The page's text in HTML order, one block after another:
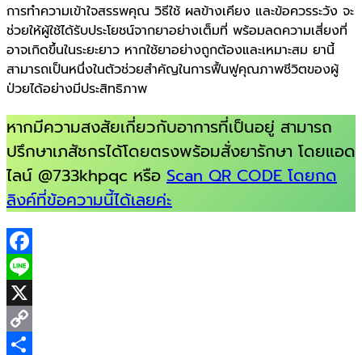
การทำความเข้าใจสรรพคุณ วิธีใช้ ผลข้างเคียง และข้อควรระวัง จะ
ช่วยให้ผู้ใช้ได้รับประโยชน์จากยาอย่างเต็มที่ พร้อมลดความเสี่ยงที่
อาจเกิดขึ้นในระยะยาว หากใช้ยาอย่างถูกต้องและเหมาะสม ยานี้
สามารถเป็นหนึ่งในตัวช่วยสำคัญในการฟื้นฟูคุณภาพชีวิตของผู้
ป่วยได้อย่างมีประสิทธิภาพ
หากมีความสงสัยเกี่ยวกับอาการที่เป็นอยู่ สามารถ
ปรึกษาเภสัชกรได้โดยตรงพร้อมสั่งยารักษา โดยแอด
ไลน์ @733khpqc หรือ Scan QR CODE โดยกด
ลิงค์ที่ข้อความนี้ได้เลยค่ะ
Facebook
Line
X
Copy